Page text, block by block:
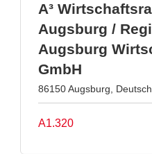
A³
Augsburg /
Augsburg
GmbH
86150 Augsburg,
A1.320